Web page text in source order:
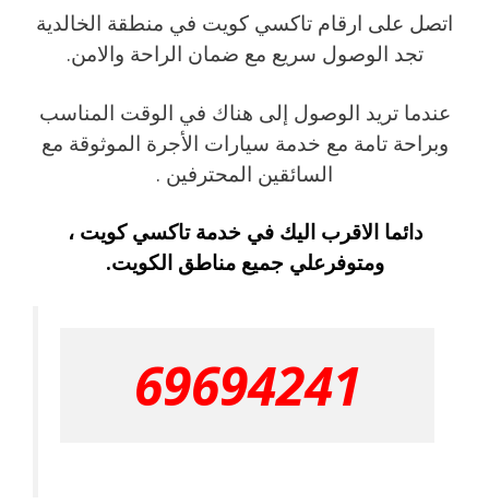
اتصل على ارقام تاكسي كويت في منطقة الخالدية
تجد الوصول سريع مع ضمان الراحة والامن.
عندما تريد الوصول إلى هناك في الوقت المناسب
وبراحة تامة مع خدمة سيارات الأجرة الموثوقة مع
السائقين المحترفين .
دائما الاقرب اليك في خدمة تاكسي كويت ،
ومتوفرعلي جميع مناطق الكويت.
69694241